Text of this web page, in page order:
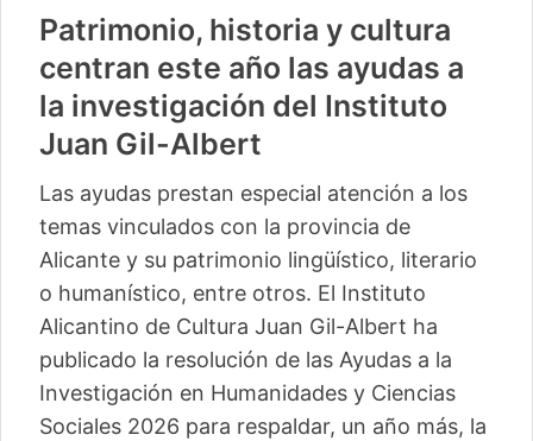
Patrimonio, historia y cultura
centran este año las ayudas a
la investigación del Instituto
Juan Gil-Albert
Las ayudas prestan especial atención a los
temas vinculados con la provincia de
Alicante y su patrimonio lingüístico, literario
o humanístico, entre otros. El Instituto
Alicantino de Cultura Juan Gil-Albert ha
publicado la resolución de las Ayudas a la
Investigación en Humanidades y Ciencias
Sociales 2026 para respaldar, un año más, la